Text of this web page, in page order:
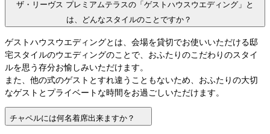
ザ・リーヴス プレミアムテラスの「ゲストハウスウエディング」と
は、どんなスタイルのことですか？
ゲストハウスウエディングとは、会場を貸切でお使いいただける邸
宅スタイルのウエディングのことで、おふたりのこだわりのスタイ
ルを思う存分お愉しみいただけます。
また、他の式のゲストとすれ違うこともないため、おふたりの大切
なゲストとプライベートな時間をお過ごしいただけます。
チャペルには何名着席出来ますか？